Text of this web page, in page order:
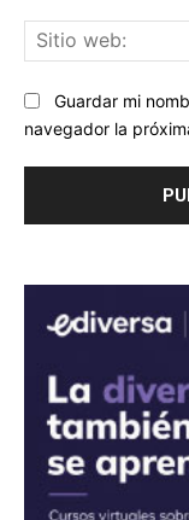
Guardar mi
navegador la